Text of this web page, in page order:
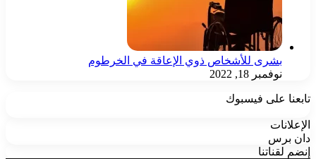
بشرى للأشخاص ذوي الإعاقة في الخرطوم
نوفمبر 18, 2022
تابعنا على فيسبوك
الإعلانات
دان برس
إنضم لقناتنا